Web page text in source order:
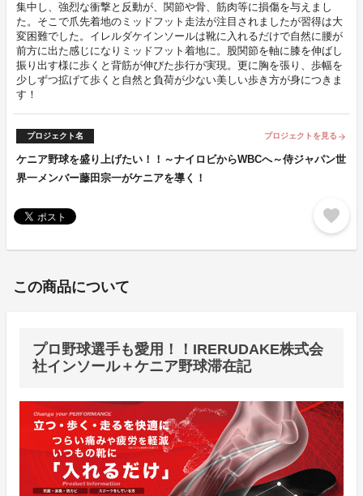
集中し、強烈な衝撃と反動が、関節や骨、筋肉等に損傷を与えまし
た。そこで爪先着地のミッドフット走法が注目されましたが習得は大
変困難でした。イレルダケインソールは靴に入れるだけで自然に腰が
前方に出た感じになりミッドフット着地に。股関節を軸に膝を伸ばし
振り出す様に歩くと背筋が伸びた歩行が実現。更に胸を張り、歩幅を
少しずつ拡げて歩くと自然と負荷が少ない美しい歩き方が身につきま
す！
プロジェクト名 プロジェクトを見る arrow_forward
ケニア野球を盛り上げたい！！～ナイロビからWBCへ～侍ジャパン世
界一メンバー藤田宗一がケニアを導く！
favorite
この商品について
プロ野球選手も愛用！！IRERUDAKE株式会
社インソール＋ケニア野球滞在記